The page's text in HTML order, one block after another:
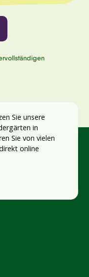
Sie unsere
in
Sie von vielen
online